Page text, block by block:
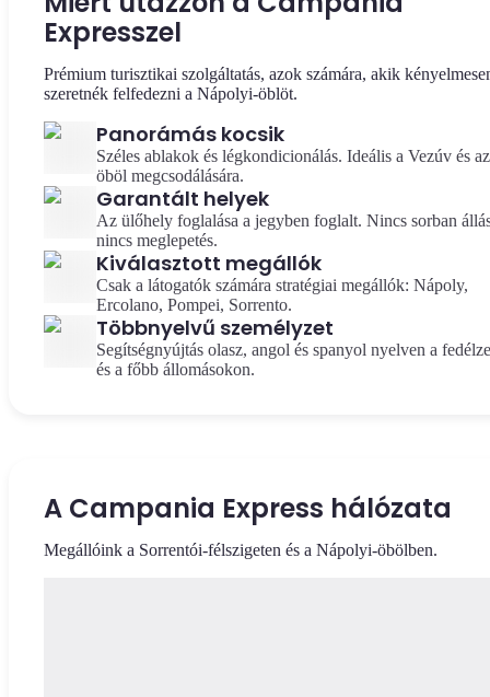
Expresszel
Prémium turisztikai szolgáltatás, azok számára, akik
szeretnék felfedezni a Nápolyi-öblöt.
Panorámás kocsik
Széles ablakok és légkondicionálás. Ideális a Vezúv és az
öböl megcsodálására.
Garantált helyek
Az ülőhely foglalása a jegyben foglalt. Nincs sorban
nincs meglepetés.
Kiválasztott megállók
Csak a látogatók számára stratégiai megállók: Nápoly,
Ercolano, Pompei, Sorrento.
Többnyelvű személyzet
Segítségnyújtás olasz, angol és spanyol nyelven a
és a főbb állomásokon.
A Campania Express hálózata
Megállóink a Sorrentói-félszigeten és a Nápolyi-öbölben.